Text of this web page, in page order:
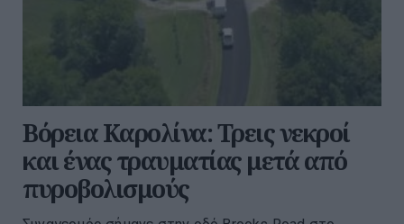
Βόρεια Καρολίνα: Τρεις νεκροί
και ένας τραυματίας μετά από
πυροβολισμούς